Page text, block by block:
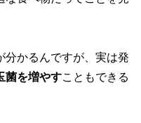
分かるんですが、実は発
菌を増やすこともできる